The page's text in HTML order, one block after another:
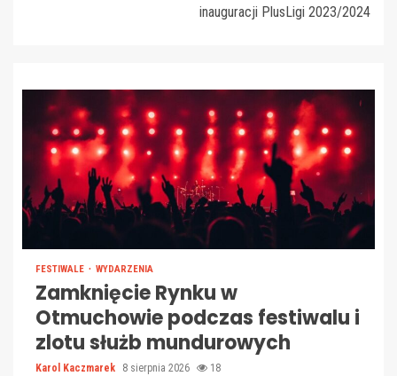
inauguracji PlusLigi 2023/2024
FESTIWALE WYDARZENIA
Zamknięcie Rynku w
Otmuchowie podczas festiwalu i
zlotu służb mundurowych
Karol Kaczmarek 8 sierpnia 2026 18